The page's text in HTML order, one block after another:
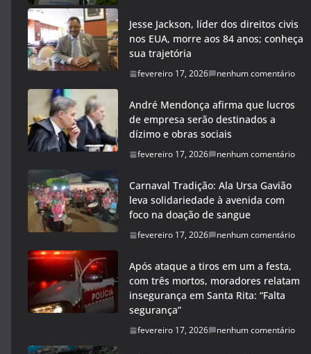
Jesse Jackson, líder dos direitos civis
nos EUA, morre aos 84 anos; conheça
sua trajetória
fevereiro 17, 2026 nenhum comentário
André Mendonça afirma que lucros
de empresa serão destinados a
dízimo e obras sociais
fevereiro 17, 2026 nenhum comentário
Carnaval Tradição: Ala Ursa Gavião
leva solidariedade à avenida com
foco na doação de sangue
fevereiro 17, 2026 nenhum comentário
Após ataque a tiros em um a festa,
com três mortos, moradores relatam
insegurança em Santa Rita: “Falta
segurança”
fevereiro 17, 2026 nenhum comentário